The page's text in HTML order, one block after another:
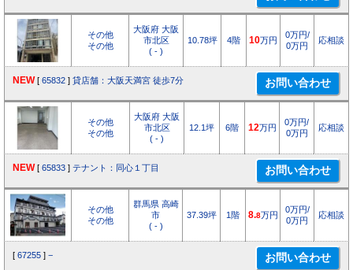
その他
その他
大阪府 大阪
市北区
( - )
10.78坪 4階 10万円
0万円/
0万円
応相談
NEW [ 65832 ] 貸店舗：大阪天満宮 徒歩7分
その他
その他
大阪府 大阪
市北区
( - )
12.1坪 6階 12万円
0万円/
0万円
応相談
NEW [ 65833 ] テナント：同心１丁目
その他
その他
群馬県 高崎
市
( - )
37.39坪 1階 8.8万円
0万円/
0万円
応相談
[ 67255 ] −